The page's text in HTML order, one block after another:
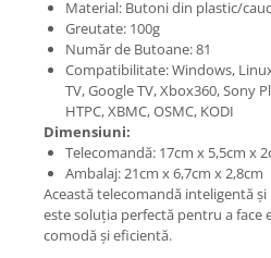
Material: Butoni din plastic/
Greutate: 100g
Număr de Butoane: 81
Compatibilitate: Windows,
TV, Google TV, Xbox360, Sony
HTPC, XBMC, OSMC, KODI
Dimensiuni:
Telecomandă: 17cm x 5,5cm x
Ambalaj: 21cm x 6,7cm x 2,8cm
Această telecomandă inteligentă
este soluția perfectă pentru a face
comodă și eficientă.